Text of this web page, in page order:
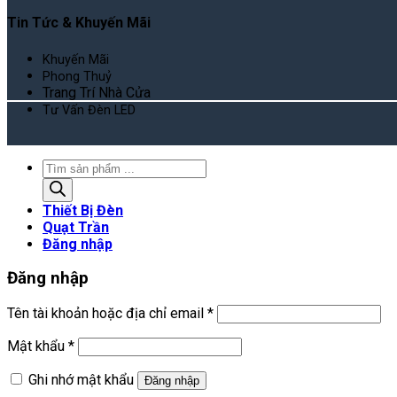
Tin Tức & Khuyến Mãi
Khuyến Mãi
Phong Thuỷ
Trang Trí Nhà Cửa
Tư Vấn Đèn LED
Tìm
kiếm
sản
phẩm
Thiết Bị Đèn
Quạt Trần
Đăng nhập
Đăng nhập
Tên tài khoản hoặc địa chỉ email *Bắt
Mật khẩu *Bắt
Ghi nhớ mật khẩu
Đăng nhập